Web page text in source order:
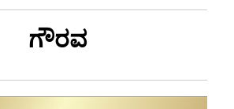
ಗೌರವ